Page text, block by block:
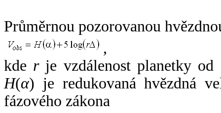
Průměrnou pozorovanou
,
kde rje vzdálenost planetky od
H(α) je redukovaná hvězdná
fázového zákona